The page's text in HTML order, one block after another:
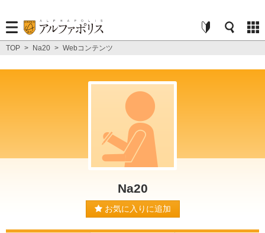
TOP > Na20 > Webコンテンツ
Na20
お気に入りに追加